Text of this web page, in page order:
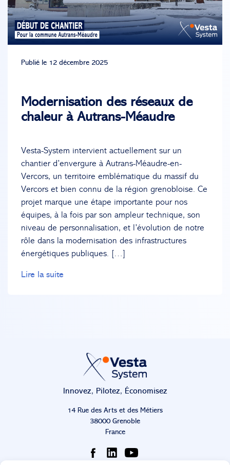
Publié le 12 décembre 2025
Modernisation des réseaux de
chaleur à Autrans-Méaudre
Vesta-System intervient actuellement sur un
chantier d’envergure à Autrans-Méaudre-en-
Vercors, un territoire emblématique du massif du
Vercors et bien connu de la région grenobloise. Ce
projet marque une étape importante pour nos
équipes, à la fois par son ampleur technique, son
niveau de personnalisation, et l’évolution de notre
rôle dans la modernisation des infrastructures
énergétiques publiques. […]
Lire la suite
Innovez, Pilotez, Économisez
14 Rue des Arts et des Métiers
38000 Grenoble
France